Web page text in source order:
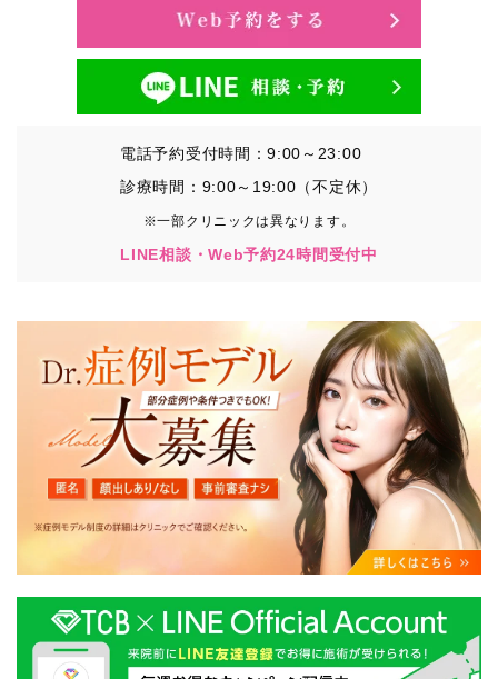
電話予約受付時間：9:00～23:00
診療時間：9:00～19:00（不定休）
※一部クリニックは異なります。
LINE相談・Web予約24時間受付中